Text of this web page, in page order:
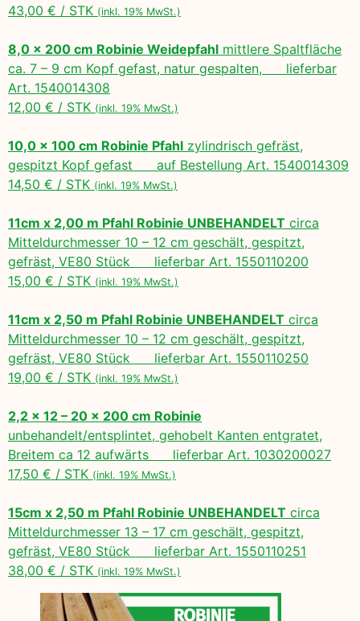
43,00 € / STK (inkl. 19% MwSt.)
8,0 x 200 cm Robinie Weidepfahl mittlere Spaltfläche
ca. 7 – 9 cm Kopf gefast, natur gespalten, lieferbar
Art. 1540014308
12,00 € / STK (inkl. 19% MwSt.)
10,0 x 100 cm Robinie Pfahl zylindrisch gefräst,
gespitzt Kopf gefast auf Bestellung Art. 1540014309
14,50 € / STK (inkl. 19% MwSt.)
11cm x 2,00 m Pfahl Robinie UNBEHANDELT circa
Mitteldurchmesser 10 – 12 cm geschält, gespitzt,
gefräst, VE80 Stück lieferbar Art. 1550110200
15,00 € / STK (inkl. 19% MwSt.)
11cm x 2,50 m Pfahl Robinie UNBEHANDELT circa
Mitteldurchmesser 10 – 12 cm geschält, gespitzt,
gefräst, VE80 Stück lieferbar Art. 1550110250
19,00 € / STK (inkl. 19% MwSt.)
2,2 x 12 – 20 x 200 cm Robinie
unbehandelt/entsplintet, gehobelt Kanten entgratet,
Breitem ca 12 aufwärts lieferbar Art. 1030200027
17,50 € / STK (inkl. 19% MwSt.)
15cm x 2,50 m Pfahl Robinie UNBEHANDELT circa
Mitteldurchmesser 13 – 17 cm geschält, gespitzt,
gefräst, VE80 Stück lieferbar Art. 1550110251
38,00 € / STK (inkl. 19% MwSt.)